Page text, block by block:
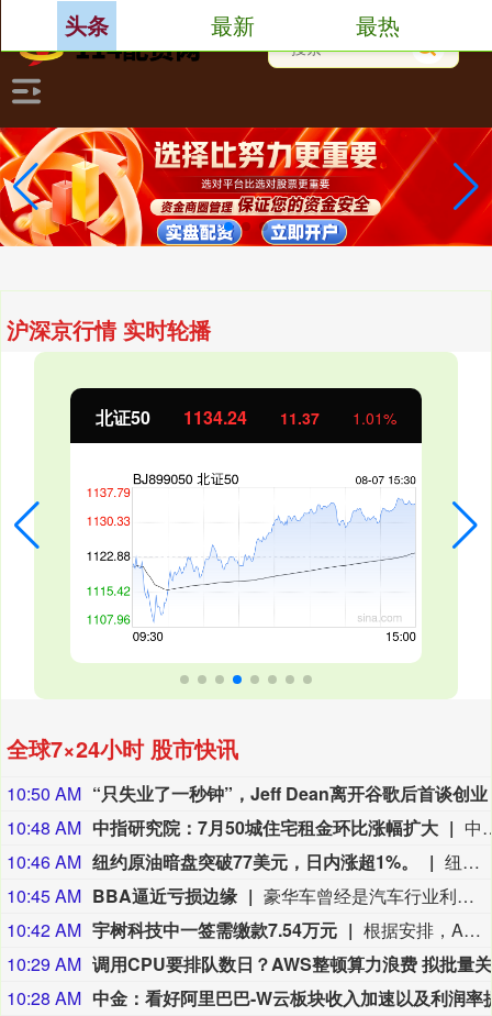
沪深京行情 实时轮播
北证50 1134.24 11.37 1.01%
全球7×24小时 股市快讯
10:50 AM “只失业了一秒钟”，Jeff Dean离开谷歌后首谈创业
10:48 AM 中指研究院：7月50城住宅租金环比涨幅扩大
中指研究院发文称，7月，高校毕业季租赁需求集中释放，全国住房租赁市场
10:46 AM 纽约原油暗盘突破77美元，日内涨超1%。
纽约原油暗盘突破77美元，日内涨超1%。
10:45 AM BBA逼近亏损边缘
豪华车曾经是汽车行业利润最丰厚的生意之一。奔驰、宝马和奥迪这三家一线豪华品牌享有丰厚的品牌声誉，在全球市场可以同时获得规模和溢价，卖出一辆车能够带来的利润远高于普通汽车品牌。最新一轮半年报显示，这三家企业的主营汽车业务也濒临亏损边缘。今年上半年，奔驰、宝马、奥迪全球汽车销量和营收规模同步下滑，三家营收创下2022年来新低，汽车销量也创下2023年来新低。利润方面，奔驰、宝马更是达到2021年来低点，奥迪也处于过去六年的低谷。中国市场表现乏力成了三家公司业绩同步下滑的关键原因。在三家公司中，奔驰上半年营收规模最高，达到636.6亿欧元，但较去年同期下降4.1%，连续三年下滑。奔驰同期息税前利润（EBIT）为34.5亿欧元，去年同期是35.6亿欧元，这一表现较2023年巅峰时期跌去67.1%。（界面）
10:42 AM 宇树科技中一签需缴款7.54万元
根据安排，A股人形机器人第一股宇树科技8月10日将开启网上、网下申购。该公司股票的发行价格为150.80元/股，网上申购代码为“787836”，中一签（500股）需缴款7.54万元。 市场人士表示，若宇树科技上市首日涨幅超过100%，投资者中一签的盈利将超过7.5万元；若上市首日涨幅超过200%，投资者中一签的盈利将高达15万元。 有券商指出，中长期来看，宇树登陆A股有望牵引更多长期资金系统性配置人形机器人赛道。（券商中国）
10:29 AM
10:28 AM
头条 最新 最热